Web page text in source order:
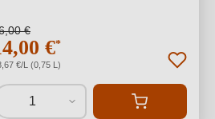
€
€*
€/L (0,75 L)
1